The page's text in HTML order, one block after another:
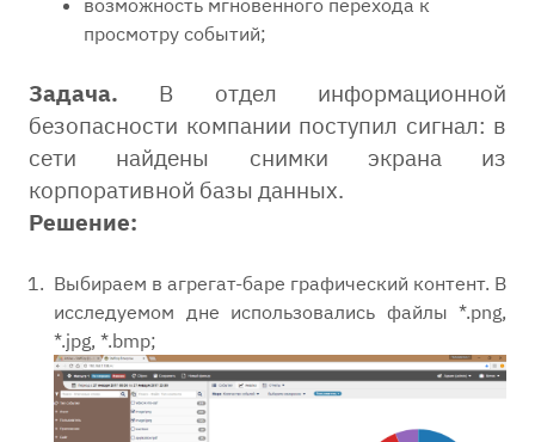
возможность мгновенного перехода к
просмотру событий;
Задача. В отдел информационной
безопасности компании поступил сигнал: в
сети найдены снимки экрана из
корпоративной базы данных.
Решение:
Выбираем в агрегат-баре графический контент. В
исследуемом дне использовались файлы *.png,
*.jpg, *.bmp;